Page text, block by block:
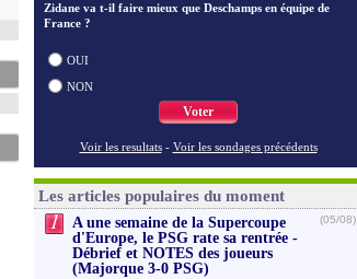
Zidane va t-il faire mieux que Deschamps en équipe de
France ?
OUI
NON
Voter
Voir les resultats - Voir les sondages précédents
Les articles populaires du moment
1
A une semaine de la Supercoupe
d'Europe, le PSG rate sa rentrée -
Débrief et NOTES des joueurs
(Majorque 3-0 PSG)
(05/08)